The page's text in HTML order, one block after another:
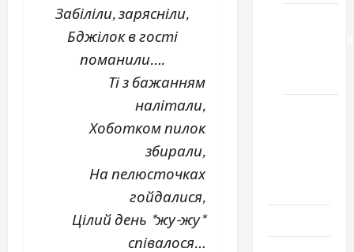
Забіліли, зарясніли,
Бджілок в гості
поманили….
Ті з бажанням
налітали,
Хоботком пилок
збирали,
На пелюсточках
гойдалися,
Цілий день *жу-жу*
співалося…